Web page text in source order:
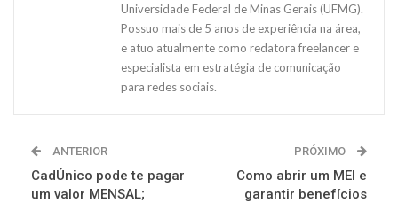
Universidade Federal de Minas Gerais (UFMG).
Possuo mais de 5 anos de experiência na área,
e atuo atualmente como redatora freelancer e
especialista em estratégia de comunicação
para redes sociais.
ANTERIOR
CadÚnico pode te pagar
um valor MENSAL;
PRÓXIMO
Como abrir um MEI e
garantir benefícios